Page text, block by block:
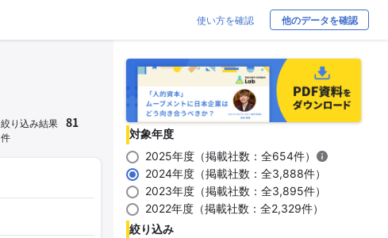
使い方を確認 他のデータを確認
絞り込み結果 81
件
対象年度
2025年度（掲載社数：全654件）
2024年度（掲載社数：全3,888件）
2023年度（掲載社数：全3,895件）
2022年度（掲載社数：全2,329件）
絞り込み